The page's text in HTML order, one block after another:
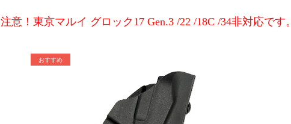
注意！東京マルイ グロック17 Gen.3 /22 /18C /34非対応です。